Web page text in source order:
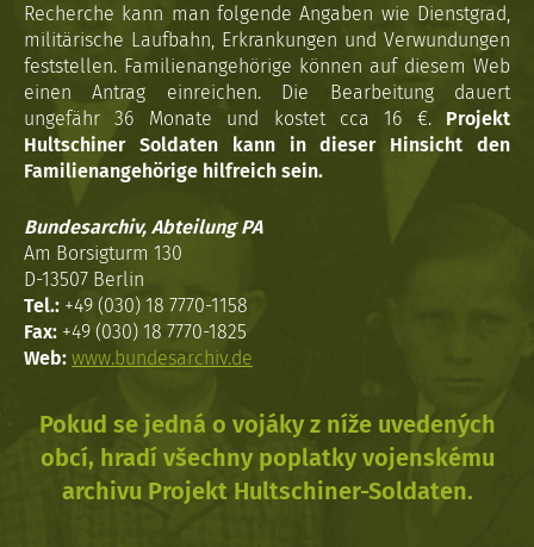
Recherche kann man folgende Angaben wie Dienstgrad,
militärische Laufbahn, Erkrankungen und Verwundungen
feststellen. Familienangehörige können auf diesem Web
einen Antrag einreichen. Die Bearbeitung dauert
ungefähr 36 Monate und kostet cca 16 €. Projekt
Hultschiner Soldaten kann in dieser Hinsicht den
Familienangehörige hilfreich sein.
Bundesarchiv, Abteilung PA
Am Borsigturm 130
D-13507 Berlin
Tel.: +49 (030) 18 7770-1158
Fax: +49 (030) 18 7770-1825
Web: www.bundesarchiv.de
Pokud se jedná o vojáky z níže uvedených
obcí, hradí všechny poplatky vojenskému
archivu Projekt Hultschiner-Soldaten.